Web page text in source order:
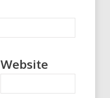
Website